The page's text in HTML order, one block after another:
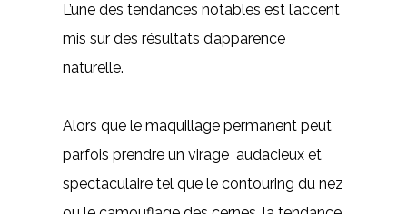
L’une des tendances notables est l’accent
mis sur des résultats d’apparence
naturelle.
Alors que le maquillage permanent peut
parfois prendre un virage audacieux et
spectaculaire tel que le contouring du nez